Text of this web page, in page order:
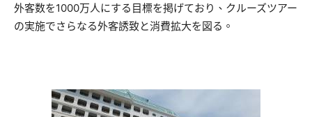
外客数を1000万人にする目標を掲げており、クルーズツアー
の実施でさらなる外客誘致と消費拡大を図る。